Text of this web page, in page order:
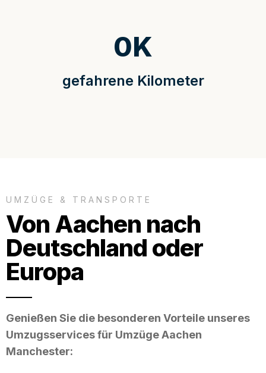
gefahrene Kilometer
0K
UMZÜGE & TRANSPORTE
Von Aachen nach
Deutschland oder
Europa
Genießen Sie die besonderen Vorteile unseres
Umzugsservices für Umzüge Aachen
Manchester: